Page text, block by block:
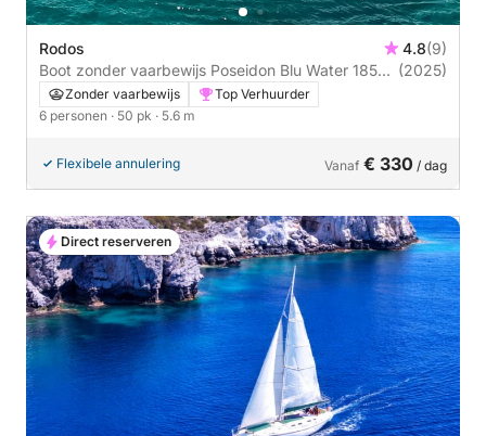
Rodos 4.8(9)
Boot zonder vaarbewijs Poseidon Blu Water 185
50pk
(2025)
Zonder vaarbewijs
Top Verhuurder
6 personen · 50 pk · 5.6 m
Flexibele annulering Vanaf € 330 / dag
Direct reserveren